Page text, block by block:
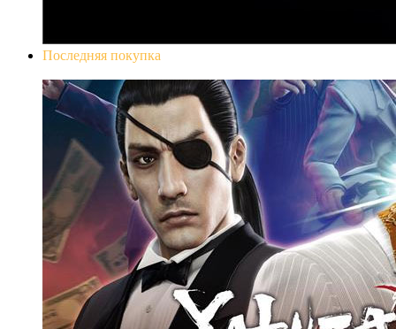
Последняя покупка